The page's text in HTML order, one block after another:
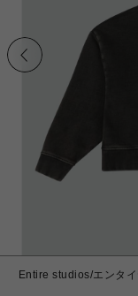
Entire studios/エンタ